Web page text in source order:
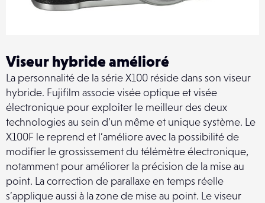
Viseur hybride amélioré
La personnalité de la série X100 réside dans son viseur
hybride. Fujifilm associe visée optique et visée
électronique pour exploiter le meilleur des deux
technologies au sein d’un même et unique système. Le
X100F le reprend et l’améliore avec la possibilité de
modifier le grossissement du télémètre électronique,
notamment pour améliorer la précision de la mise au
point. La correction de parallaxe en temps réelle
s’applique aussi à la zone de mise au point. Le viseur